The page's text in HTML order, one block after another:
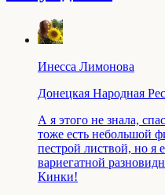
Инесса Лимонова
Донецкая Народная
А я этого не знала,
тоже есть небольшой
пестрой листвой, но я
вариегатной
Кинки!